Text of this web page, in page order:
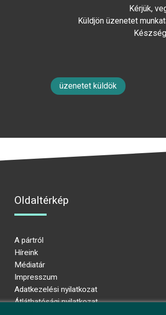
Kérjük,
Küldjön üzenetet
üzenetet küldök
Oldaltérkép
A pártról
Híreink
Médiatár
Impresszum
Adatkezelési nyilatkozat
Átláthatósági nyilatkozat